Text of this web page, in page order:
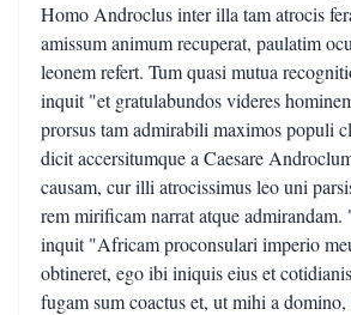
Homo Androclus inter illa tam atrocis
amissum animum recuperat, paulatim
leonem refert. Tum quasi mutua
inquit "et gratulabundos videres
prorsus tam admirabili maximos populi
dicit accersitumque a Caesare
causam, cur illi atrocissimus leo uni
rem mirificam narrat atque
inquit "Africam proconsulari imperio
obtineret, ego ibi iniquis eius et
fugam sum coactus et, ut mihi a